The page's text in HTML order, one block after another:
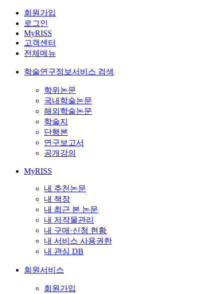
회원가입
로그인
MyRISS
고객센터
전체메뉴
학술연구정보서비스 검색
학위논문
국내학술논문
해외학술논문
학술지
단행본
연구보고서
공개강의
MyRISS
내 추천논문
내 책장
내 최근 본 논문
내 저작물관리
내 구매·신청 현황
내 서비스 사용권한
내 관심 DB
회원서비스
회원가입